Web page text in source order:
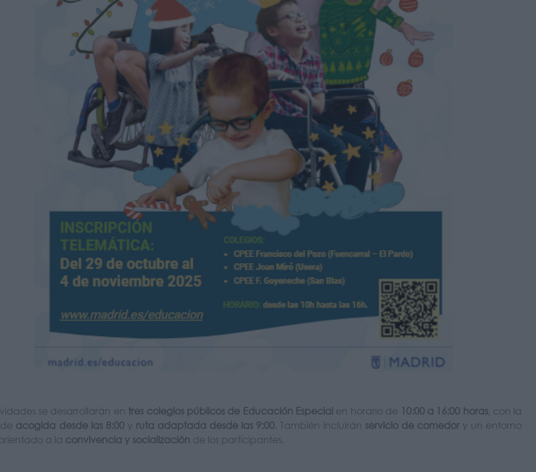
se desarrollarán en tres colegios públicos de Educación Especial en horario de 10:00 a 16:00 horas, con la
acogida desde las 8:00y ruta adaptada desde las 9:00. También incluirán servicio de comedor y un entorno
a la convivencia y socialización de los participantes.